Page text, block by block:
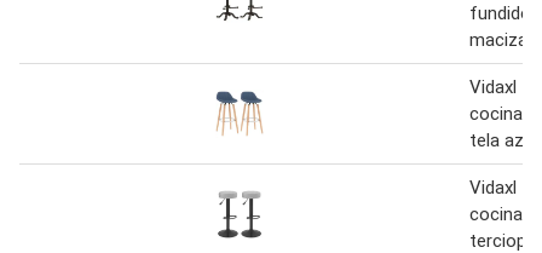
fundido
maciza
Vidaxl
cocina 2
tela azul
Vidaxl
cocina 2